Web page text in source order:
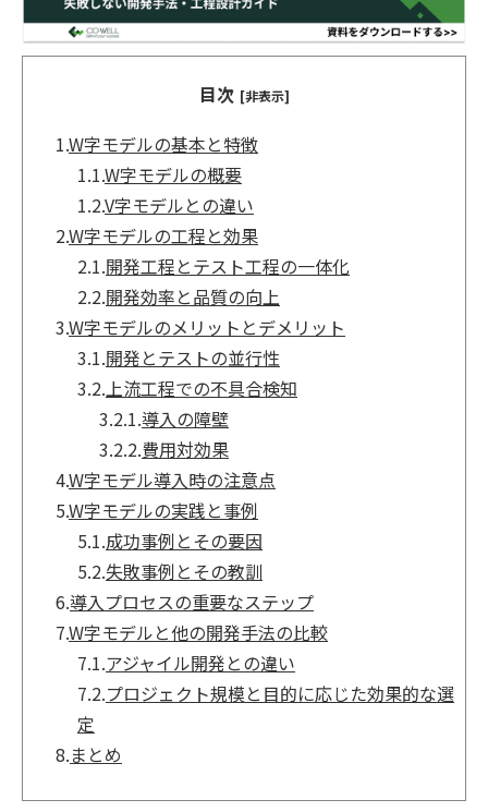
目次 [非表示]
1.W字モデルの基本と特徴
1.1.W字モデルの概要
1.2.V字モデルとの違い
2.W字モデルの工程と効果
2.1.開発工程とテスト工程の一体化
2.2.開発効率と品質の向上
3.W字モデルのメリットとデメリット
3.1.開発とテストの並行性
3.2. 上流工程での不具合検知
3.2.1.導入の障壁
3.2.2.費用対効果
4.W字モデル導入時の注意点
5.W字モデルの実践と事例
5.1.成功事例とその要因
5.2.失敗事例とその教訓
6.導入プロセスの重要なステップ
7.W字モデルと他の開発手法の比較
7.1.アジャイル開発との違い
7.2.プロジェクト規模と目的に応じた効果的な選
定
8.まとめ